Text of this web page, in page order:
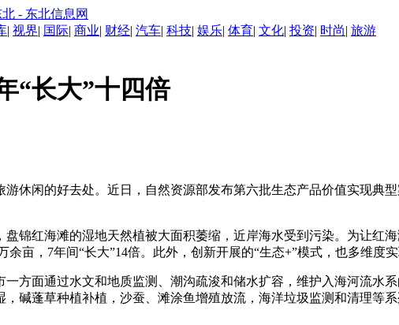
| 视界| 国际| 商业| 财经| 汽车| 科技| 娱乐| 体育| 文化| 投资| 时尚| 旅游
“长大”十四倍
闲的好去处。近日，自然资源部发布第六批生态产品价值实现典
海滩的湿地天然植被大面积萎缩，近岸海水受到污染。为让红海
余亩，7年间“长大”14倍。此外，创新开展的“生态+”模式，也多维度
通过水文和地质监测、潮沟疏浚和储水扩容，维护入海河流水系
碱蓬草种植补植，沙蚕、滩涂鱼增殖放流，海洋垃圾监测和清理等